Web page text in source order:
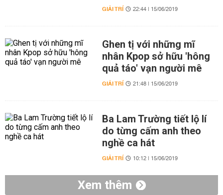
GIẢI TRÍ 22:44 | 15/06/2019
Ghen tị với những mĩ
nhân Kpop sở hữu 'hông
quả táo' vạn người mê
GIẢI TRÍ 21:48 | 15/06/2019
Ba Lam Trường tiết lộ lí
do từng cấm anh theo
nghề ca hát
GIẢI TRÍ 10:12 | 15/06/2019
Xem thêm